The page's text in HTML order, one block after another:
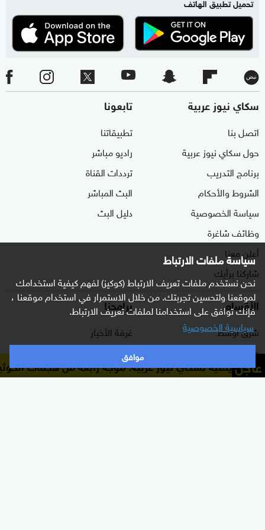
سياسة ملفات الارتباط
نحن نستخدم ملفات تعريف الارتباط (كوكيز) لفهم كيفية استخدامك
لموقعنا ولتحسين تجربتك. من خلال الاستمرار في استخدام موقعنا ،
فإنك توافق على استخدامنا لملفات تعريف الارتباط.
سياسية الخصوصية
موافق
سكاي نيوز عربية
اتصل بنا
حول سكاي نيوز عربية
برنامج التدريب
الشروط والأحكام
سياسة الخصوصية
وظائف شاغرة
أعلن معنا
شاركنا برأيك
تابعونا
تطبيقاتنا
راديو مباشر
ترددات القناة
البث المباشر
دليل البث
الأقسام
شرق أوسط
عالم
رياضة
برامجنا
غرفة الأخبار
السؤال الصعب
رادار
عاجليمنية لسكاي نيوز عربية: موجة رابعة من هجمات